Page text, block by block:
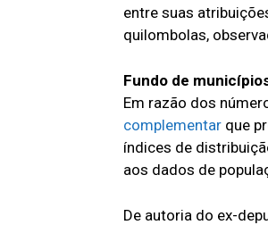
entre suas
quilombolas,
Fundo de
Em razão dos
complementar que
índices de
aos dados de
De autoria do ex-